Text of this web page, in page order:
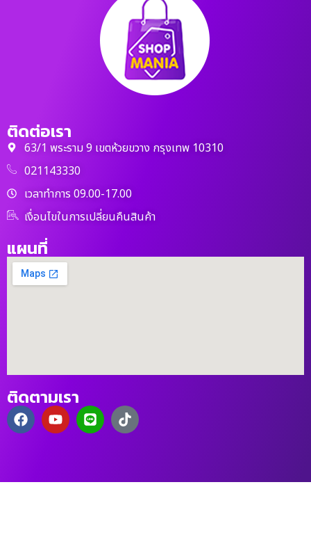
ติดต่อเรา
63/1 พระราม 9 เขตห้วยขวาง กรุงเทพ 10310
021143330
เวลาทำการ 09.00-17.00
เงื่อนไขในการเปลี่ยนคืนสินค้า
แผนที่
ติดตามเรา